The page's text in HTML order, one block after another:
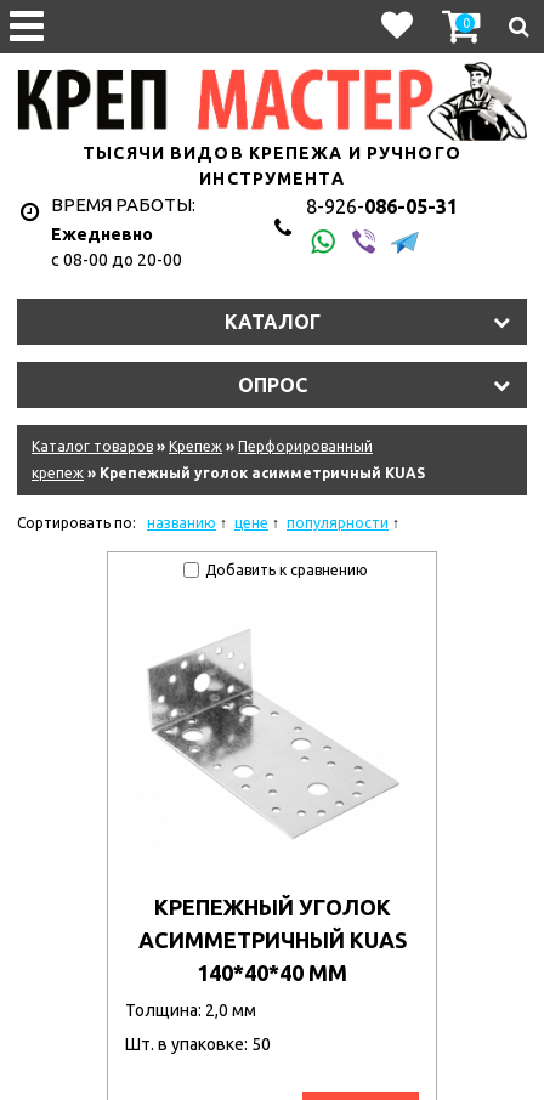
0
ТЫСЯЧИ ВИДОВ КРЕПЕЖА И РУЧНОГО
ИНСТРУМЕНТА
ВРЕМЯ РАБОТЫ:
Ежедневно
с 08-00 до 20-00
8-926-086-05-31
КАТАЛОГ
ОПРОС
Каталог товаров » Крепеж » Перфорированный
крепеж » Крепежный уголок асимметричный KUAS
Сортировать по: названию цене популярности
Добавить к сравнению
КРЕПЕЖНЫЙ УГОЛОК
АСИММЕТРИЧНЫЙ KUAS
140*40*40 ММ
Толщина: 2,0 мм
Шт. в упаковке: 50